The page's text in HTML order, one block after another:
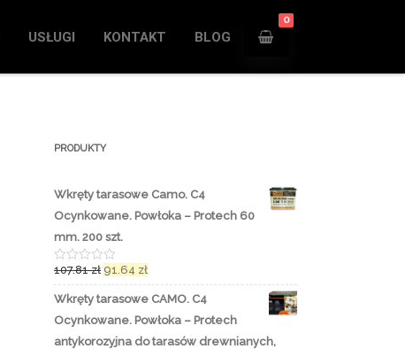
USŁUGI KONTAKT BLOG
0
PRODUKTY
Wkręty tarasowe Camo. C4
Ocynkowane. Powłoka – Protech 60
mm. 200 szt.
O
c
e
n
i
n
107.81zł 91.64 zł
Wkręty tarasowe CAMO. C4
Ocynkowane. Powłoka – Protech
antykorozyjna do tarasów drewnianych,